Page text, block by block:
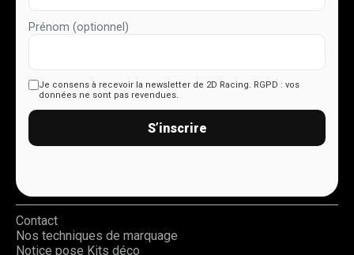
Prénom (optionnel)
Je consens à recevoir la newsletter de 2D Racing. RGPD : vos
données ne sont pas revendues.
S’inscrire
Contact
Nos techniques de marquage
Notice pose Kits déco